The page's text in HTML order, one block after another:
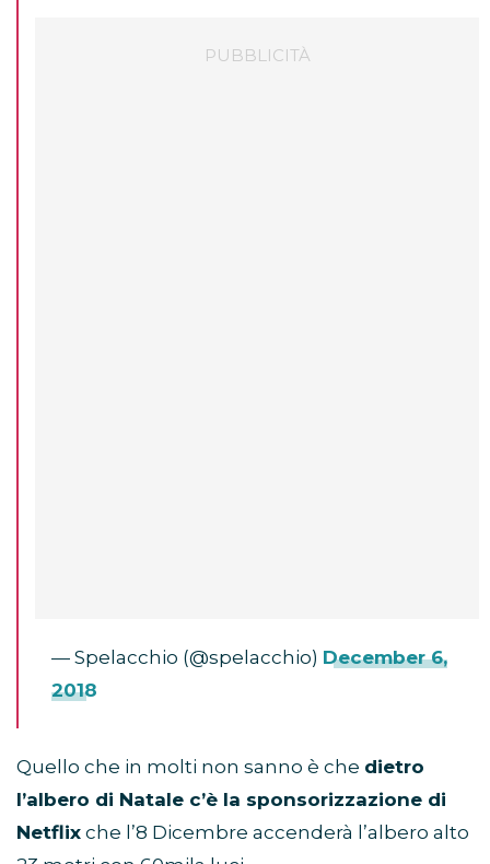
— Spelacchio (@spelacchio) December 6,
2018
Quello che in molti non sanno è che dietro
l’albero di Natale c’è la sponsorizzazione di
Netflix che l’8 Dicembre accenderà l’albero alto